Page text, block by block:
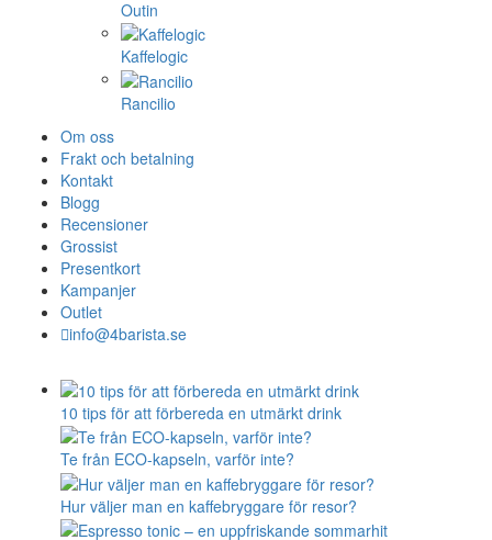
Outin
Kaffelogic
Rancilio
Om oss
Frakt och betalning
Kontakt
Blogg
Recensioner
Grossist
Presentkort
Kampanjer
Outlet
info@4barista.se
10 tips för att förbereda en utmärkt drink
Te från ECO-kapseln, varför inte?
Hur väljer man en kaffebryggare för resor?